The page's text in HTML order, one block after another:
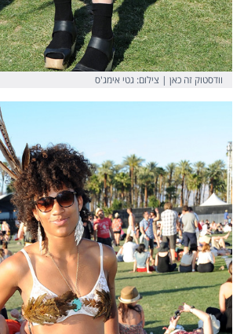
וודסטוק זה כאן | צילום: גטי אימג'ס